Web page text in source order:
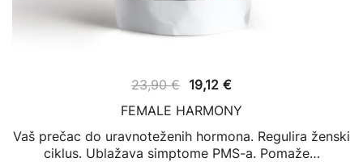
23,90€ 19,12 €
FEMALE HARMONY
Vaš prečac do uravnoteženih hormona. Regulira ženski
ciklus. Ublažava simptome PMS-a. Pomaže…